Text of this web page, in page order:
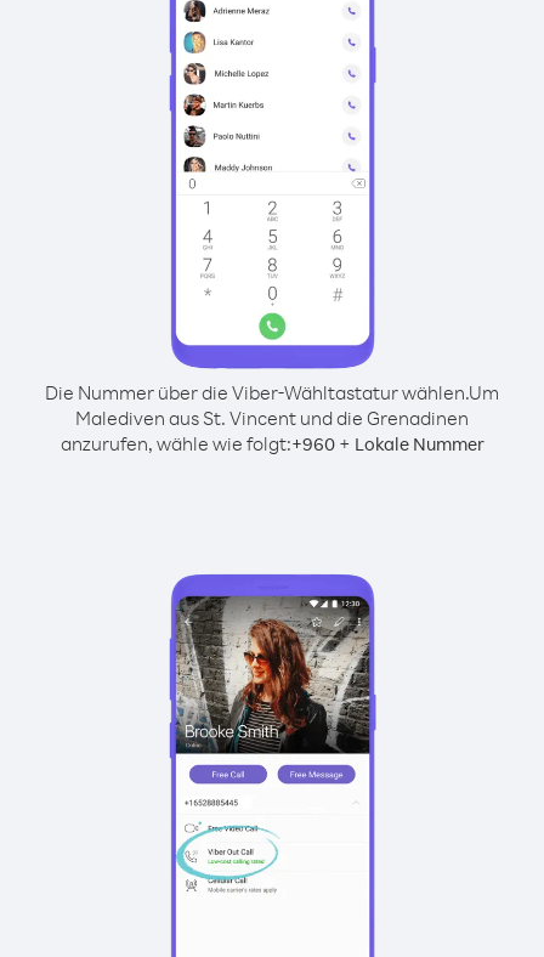
Die Nummer über die Viber-Wähltastatur wählen.Um
Malediven aus St. Vincent und die Grenadinen
anzurufen, wähle wie folgt:+960+ Lokale Nummer